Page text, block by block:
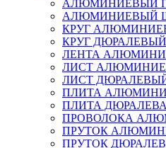
АЛЮМИНИЕВЫЙ
АЛЮМИНИЕВЫЙ
КРУГ
КРУГ ДЮРАЛЕВЫЙ
ЛЕНТА
ЛИСТ
ЛИСТ
ПЛИТА
ПЛИТА
ПРОВОЛОКА
ПРУТОК
ПРУТОК